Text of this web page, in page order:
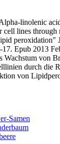
linolenic
cell lines
peroxidation"
Epub 2013
Wachstum von
durch die
von
Samen